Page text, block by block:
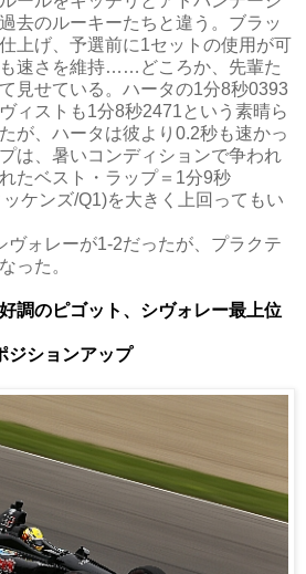
去のルーキーたちと違う。ブラッ
上げ、予選前に1セットの使用が可
速さを維持……どころか、先輩た
見せている。ハータの1分8秒0393
ィストも1分8秒2471という素晴ら
が、ハータは彼より0.2秒も速かっ
は、暑いコンディションで争われ
たベスト・ラップ＝1分9秒
ケンズ/Q1)を大きく上回ってもい
ォレーが1-2だったが、プラクテ
った。
調のピゴット、シヴォレー最上位
ジションアップ